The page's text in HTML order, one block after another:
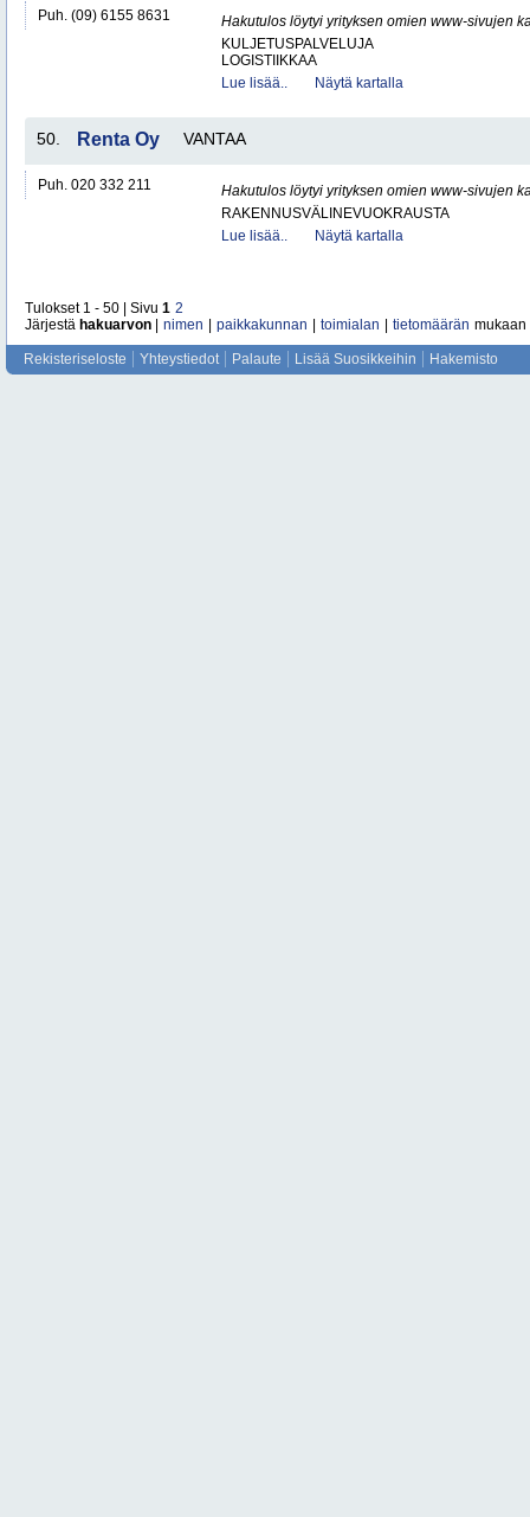
Puh. (09) 6155 8631
Hakutulos löytyi yrityksen omien www-sivujen
KULJETUSPALVELUJA
LOGISTIIKKAA
Lue lisää..
Näytä kartalla
50. Renta Oy VANTAA
Puh. 020 332 211
Hakutulos löytyi yrityksen omien www-sivujen
RAKENNUSVÄLINEVUOKRAUSTA
Lue lisää..
Näytä kartalla
Tulokset 1 - 50 | Sivu 1 2
Järjestä hakuarvon nimen paikkakunnan toimialan tietomäärän mukaan
Rekisteriseloste Yhteystiedot Palaute Lisää Suosikkeihin Hakemisto